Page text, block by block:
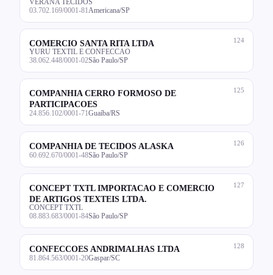
03.702.169/0001-81 Americana/SP
124
COMERCIO SANTA RITA LTDA
YURU TEXTIL E CONFECCAO
38.062.448/0001-02São Paulo/SP
125
COMPANHIA CERRO FORMOSO DE
PARTICIPACOES
24.856.102/0001-71 Guaíba/RS
126
COMPANHIA DE TECIDOS ALASKA
60.692.670/0001-48São Paulo/SP
127
CONCEPT TXTL IMPORTACAO E COMERCIO
DE ARTIGOS TEXTEIS LTDA.
CONCEPT TXTL
08.883.683/0001-84São Paulo/SP
128
CONFECCOES ANDRIMALHAS LTDA
81.864.563/0001-20Gaspar/SC